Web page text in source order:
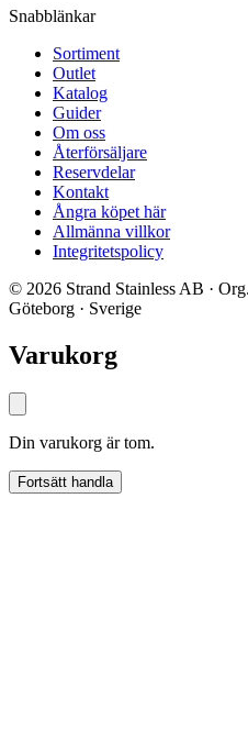
Snabblänkar
Sortiment
Outlet
Katalog
Guider
Om oss
Återförsäljare
Reservdelar
Kontakt
Ångra köpet här
Allmänna villkor
Integritetspolicy
© 2026 Strand Stainless AB ·
Göteborg · Sverige
Varukorg
Din varukorg är tom.
Fortsätt handla